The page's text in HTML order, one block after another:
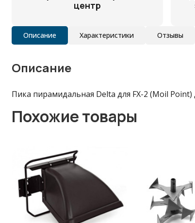
центр
Описание Характеристики Отзывы
Описание
Пика пирамидальная Delta для FX-2 (Moil
Похожие товары